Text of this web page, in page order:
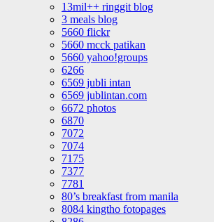
13mil++ ringgit blog
3 meals blog
5660 flickr
5660 mcck patikan
5660 yahoo!groups
6266
6569 jubli intan
6569 jublintan.com
6672 photos
6870
7072
7074
7175
7377
7781
80’s breakfast from manila
8084 kingtho fotopages